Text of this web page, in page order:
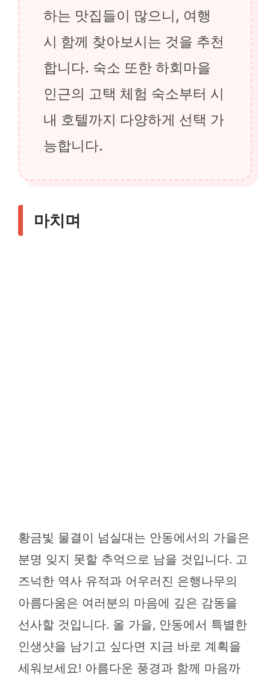
하는 맛집들이 많으니, 여행
시 함께 찾아보시는 것을 추천
합니다. 숙소 또한 하회마을
인근의 고택 체험 숙소부터 시
내 호텔까지 다양하게 선택 가
능합니다.
마치며
황금빛 물결이 넘실대는 안동에서의 가을은
분명 잊지 못할 추억으로 남을 것입니다. 고
즈넉한 역사 유적과 어우러진 은행나무의
아름다움은 여러분의 마음에 깊은 감동을
선사할 것입니다. 올 가을, 안동에서 특별한
인생샷을 남기고 싶다면 지금 바로 계획을
세워보세요! 아름다운 풍경과 함께 마음까